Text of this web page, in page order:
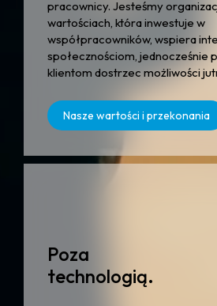
pracownicy. Jesteśmy
wartościach, która inwestuje w
współpracowników, wspiera
społecznościom, jednocześnie
klientom dostrzec możliwości
Nasze wartości i przekonania
Poza
technologią.